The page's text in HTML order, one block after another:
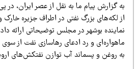
گزارش پیام ما به نقل از عصر ایران، در پی
لکه‌های بزرگ نفتی در اطراف جزیره خارک و
بوشهر در مجلس توضیحاتی ارائه داد.
و رد ادعای رهاسازی نفت از سوی
روغن و پسماند آب توازن نفتکش‌های